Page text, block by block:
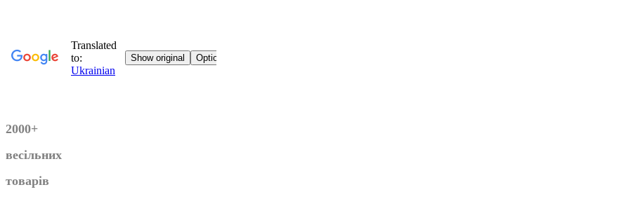
2000+
весільних
товарів